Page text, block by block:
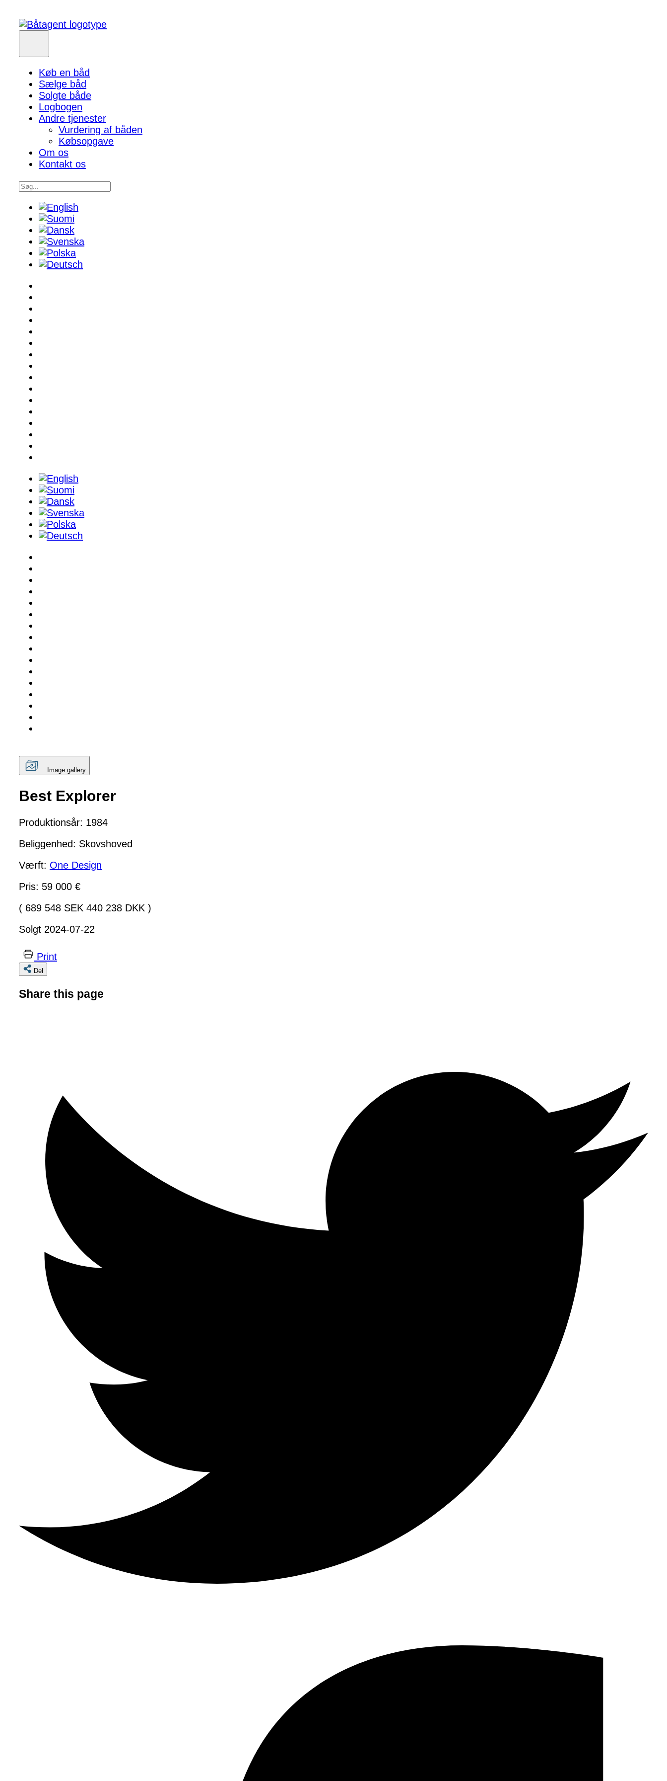
Køb en båd
Sælge båd
Solgte både
Logbogen
Andre tjenester
Vurdering af båden
Købsopgave
Om os
Kontakt os
Image gallery
Best Explorer
Produktionsår: 1984
Beliggenhed: Skovshoved
Værft: One Design
Pris: 59 000 €
( 689 548 SEK 440 238 DKK )
Solgt 2024-07-22
Print
Del
Share this page